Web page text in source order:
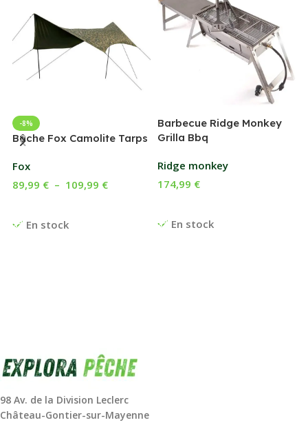
-8%
Bâche Fox Camolite Tarps
Fox
En stock
89,99 € – 109,99 €
Barbecue Ridge Monkey
Grilla Bbq
Ridge monkey
En stock
174,99 €
98 Av. de la Division Leclerc
Château-Gontier-sur-Mayenne